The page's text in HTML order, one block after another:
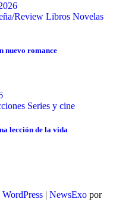
Review Libros Novelas
nuevo romance
Series y cine
lección de la vida
WordPress | NewsExo por